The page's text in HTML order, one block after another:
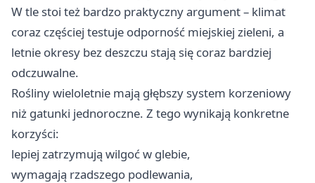
W tle stoi też bardzo praktyczny argument – klimat
coraz częściej testuje odporność miejskiej zieleni, a
letnie okresy bez deszczu stają się coraz bardziej
odczuwalne.
Rośliny wieloletnie mają głębszy system korzeniowy
niż gatunki jednoroczne. Z tego wynikają konkretne
korzyści:
lepiej zatrzymują wilgoć w glebie,
wymagają rzadszego podlewania,